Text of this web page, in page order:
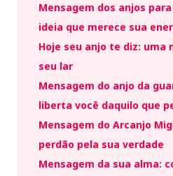
Mensagem dos anjos
ideia que merece sua
Hoje seu anjo te diz: uma
seu lar
Mensagem do anjo da
liberta você daquilo que
Mensagem do Arcanjo
perdão pela sua verdade
Mensagem da sua alma: